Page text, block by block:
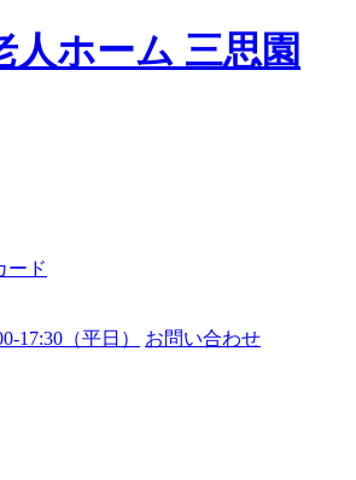
人ホーム 三思園
ード
17:30（平日） お問い合わせ